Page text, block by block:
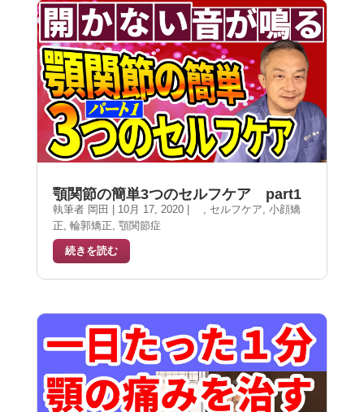
顎関節の簡単3つのセルフケア part1
執筆者 岡田 10月 17, 2020| , セルフケア, 小顔矯
正, 輪郭矯正, 顎関節症
続きを読む